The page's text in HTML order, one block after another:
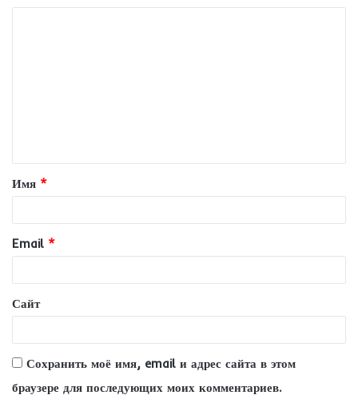
т
а
и
й
*
Имя *
Email *
Сайт
Сохранить моё имя, email и адрес сайта в этом
браузере для последующих моих комментариев.